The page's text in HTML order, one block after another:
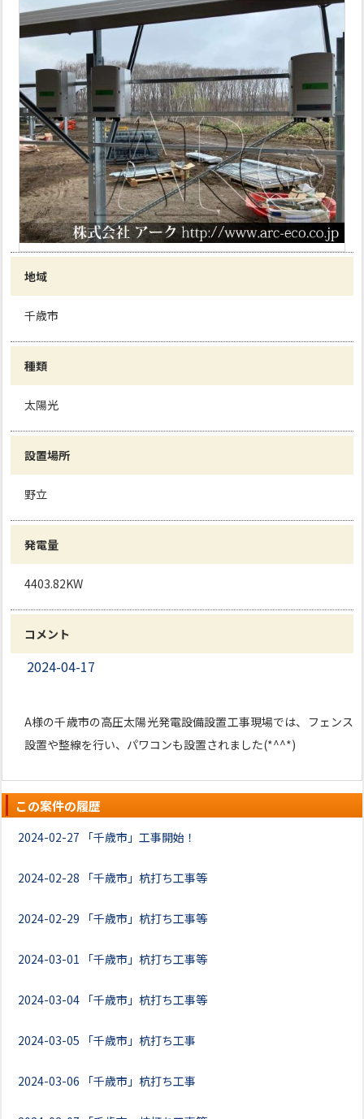
地域
千歳市
種類
太陽光
設置場所
野立
発電量
4403.82KW
コメント
2024-04-17
A様の千歳市の高圧太陽光発電設備設置工事現場では、フェンス
設置や整線を行い、パワコンも設置されました(*^^*)
この案件の履歴
2024-02-27 「千歳市」工事開始！
2024-02-28 「千歳市」杭打ち工事等
2024-02-29 「千歳市」杭打ち工事等
2024-03-01 「千歳市」杭打ち工事等
2024-03-04 「千歳市」杭打ち工事等
2024-03-05 「千歳市」杭打ち工事
2024-03-06 「千歳市」杭打ち工事